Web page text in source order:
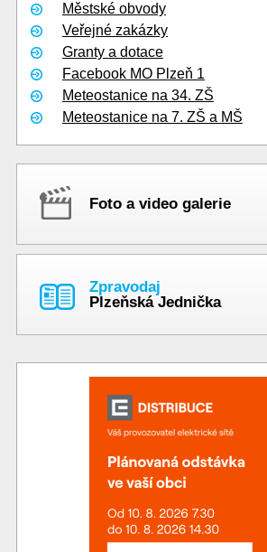
Městské obvody
Veřejné zakázky
Granty a dotace
Facebook MO Plzeň 1
Meteostanice na 34. ZŠ
Meteostanice na 7. ZŠ a MŠ
Foto a video galerie
Zpravodaj
Plzeňská Jednička